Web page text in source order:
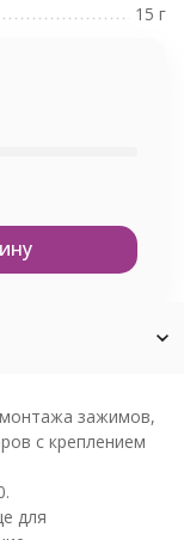
15 г
зажимов,
с креплением
для